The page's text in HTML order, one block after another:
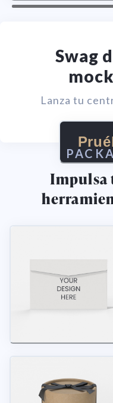
Swag
Lanza tu
Impulsa